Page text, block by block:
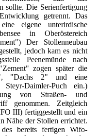
sollte. Die Serienfertigung
getrennt. Das
eigene unterirdische
in Oberöstereich
Der Stollenneubau
jedoch kam es nicht
Peenemünde nach
zogen später die
"Dachs 2" und eine
Daimler-Puch ein.)
von Straßen- und
genommen. Zeitgleich
III) fertiggestellt und ein
Nähe der Stollen errichtet.
bereits fertigen Wifo-